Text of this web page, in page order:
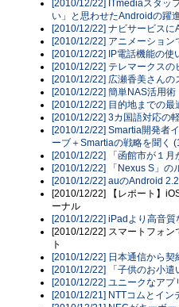
[2010/12/22] ITmediaスタッ
い」と思わせたAndroidの躍
[2010/12/22] ナビサービス
[2010/12/22] アニメーショ
[2010/12/22] IP電話機能の
[2010/12/22] テレマークス
[2010/12/22] 広瀬香美さん
[2010/12/22] 簡単NAS活用
[2010/12/22] 目的地までの
[2010/12/22] 3カ国語対応の
[2010/12/22] Smartia開発者
ーブ＋Smartiaの戦略を聞く
[2010/12/22] 「函館市が１
[2010/12/22] 「Nexus S」
[2010/12/22] auのAndroid
[2010/12/22] 【レポート】
ーナル
[2010/12/22] iPadより高音
[2010/12/22] スマートフォ
ト
[2010/12/22] 日本通信から
[2010/12/22] 「子供のお小
[2010/12/22] ユニークなア
[2010/12/21] NTTコムとイ